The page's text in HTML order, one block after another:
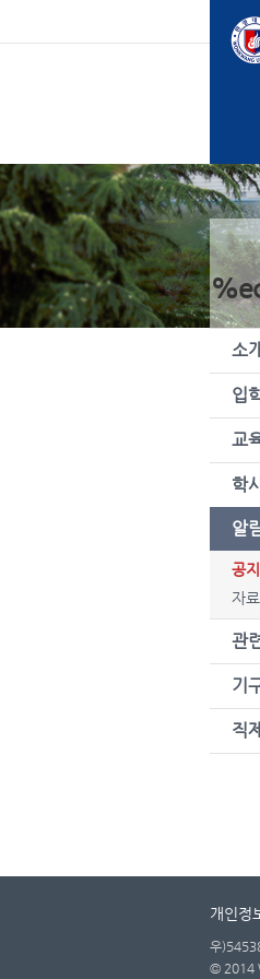
소
입
교
학
알
공
자
관
기
직제
개인정
우
© 2014